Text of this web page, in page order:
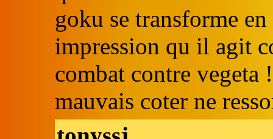
goku se transforme
impression qu il agit
combat contre vegeta
mauvais coter ne